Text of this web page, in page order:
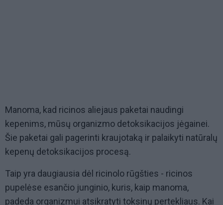
Manoma, kad ricinos aliejaus paketai naudingi
kepenims, mūsų organizmo detoksikacijos jėgainei.
Šie paketai gali pagerinti kraujotaką ir palaikyti natūralų
kepenų detoksikacijos procesą.
Taip yra daugiausia dėl ricinolo rūgšties - ricinos
pupelėse esančio junginio, kuris, kaip manoma,
padeda organizmui atsikratyti toksinų pertekliaus. Kai